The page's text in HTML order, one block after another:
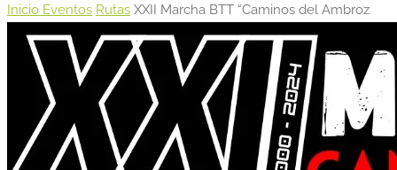
Inicio Eventos Rutas XXII Marcha BTT “Caminos del Ambroz